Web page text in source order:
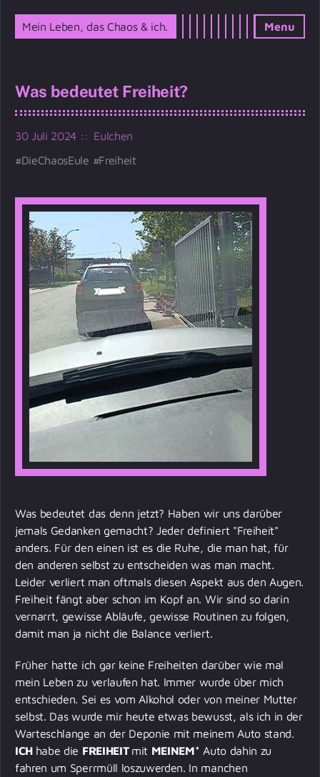
Mein Leben, das Chaos & ich. Menu
Was bedeutet Freiheit?
30 Juli 2024
Eulchen
DieChaosEule
Freiheit
Was bedeutet das denn jetzt? Haben wir uns darüber
jemals Gedanken gemacht? Jeder definiert "Freiheit"
anders. Für den einen ist es die Ruhe, die man hat, für
den anderen selbst zu entscheiden was man macht.
Leider verliert man oftmals diesen Aspekt aus den Augen.
Freiheit fängt aber schon im Kopf an. Wir sind so darin
vernarrt, gewisse Abläufe, gewisse Routinen zu folgen,
damit man ja nicht die Balance verliert.
Früher hatte ich gar keine Freiheiten darüber wie mal
mein Leben zu verlaufen hat. Immer wurde über mich
entschieden. Sei es vom Alkohol oder von meiner Mutter
selbst. Das wurde mir heute etwas bewusst, als ich in der
Warteschlange an der Deponie mit meinem Auto stand.
ICH habe die FREIHEIT mit MEINEM* Auto dahin zu
fahren um Sperrmüll loszuwerden. In manchen